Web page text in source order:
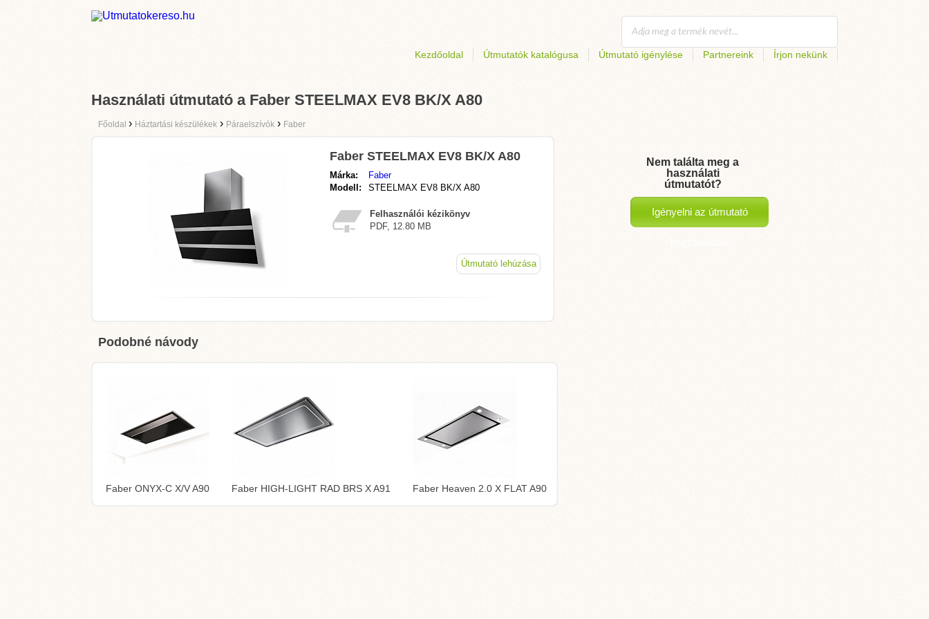
Kezdőoldal Útmutatók katalógusa Útmutató igénylése Partnereink Írjon nekünk
Használati útmutató a Faber STEELMAX EV8 BK/X A80
Főoldal › Háztartási készülékek › Páraelszívók › Faber
Faber STEELMAX EV8 BK/X A80
Márka:
Faber
Modell:
STEELMAX EV8 BK/X A80
Felhasználói kézikönyv
PDF, 12.80 MB
Útmutató lehúzása
Podobné návody
Faber ONYX-C X/V A90 Faber HIGH-LIGHT RAD BRS X A91 Faber Heaven 2.0 X FLAT A90
Nem találta meg a
használati
útmutatót?
Igényelni az útmutató